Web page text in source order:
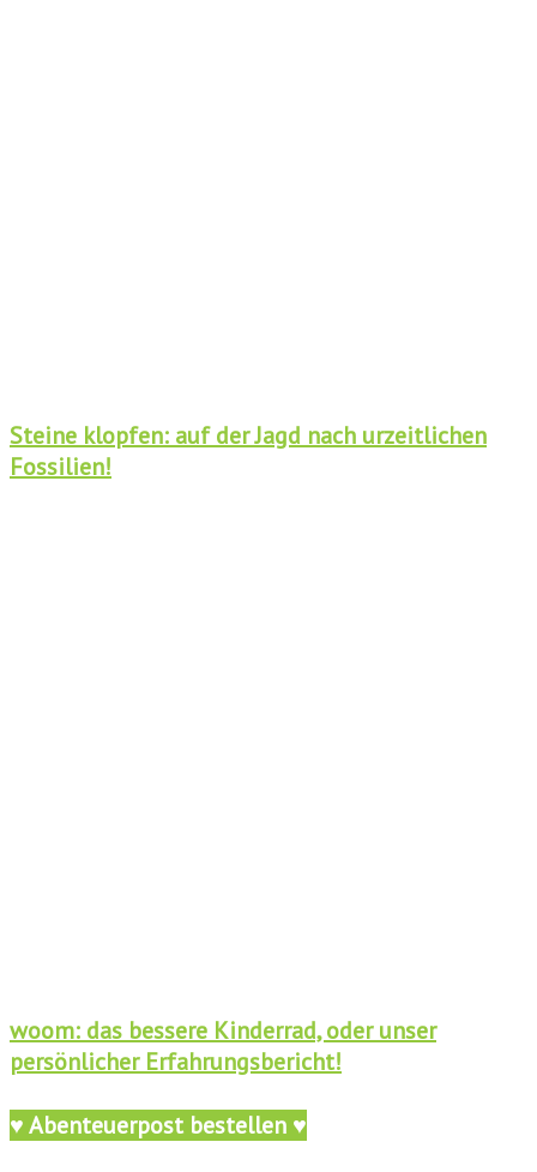
Steine klopfen: auf der Jagd nach urzeitlichen
Fossilien!
woom: das bessere Kinderrad, oder unser
persönlicher Erfahrungsbericht!
♥ Abenteuerpost bestellen ♥